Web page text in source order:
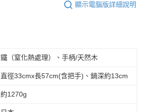
顯示電腦版詳細說明
鐵（窒化熱處理）、手柄/天然木
直徑33cmx長57cm(含把手)、鍋深約13cm
約1270g